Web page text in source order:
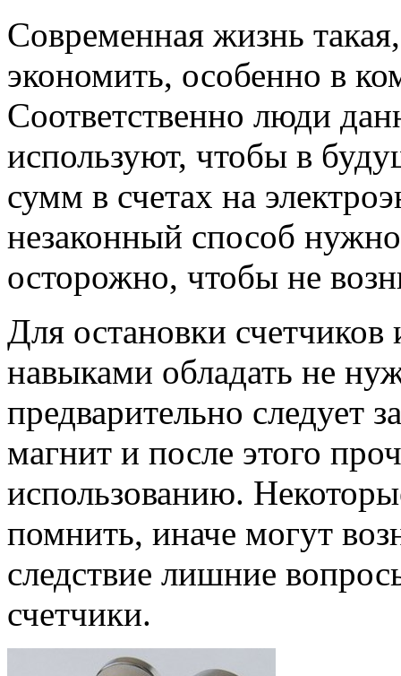
Современная жизнь
экономить, особенно в
Соответственно люди
используют, чтобы в
сумм в счетах на
незаконный способ
осторожно, чтобы не
Для остановки
навыками обладать не
предварительно следует
магнит и после этого
использованию.
помнить, иначе могут
следствие лишние
счетчики.